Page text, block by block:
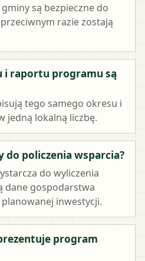
są bezpieczne do
razie zostają
i raportu programu są
tego samego okresu i
jedną lokalną liczbę.
do policzenia wsparcia?
do wyliczenia
dane gospodarstwa
inwestycji.
program